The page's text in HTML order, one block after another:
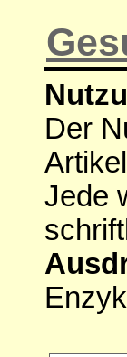
Der
Jede